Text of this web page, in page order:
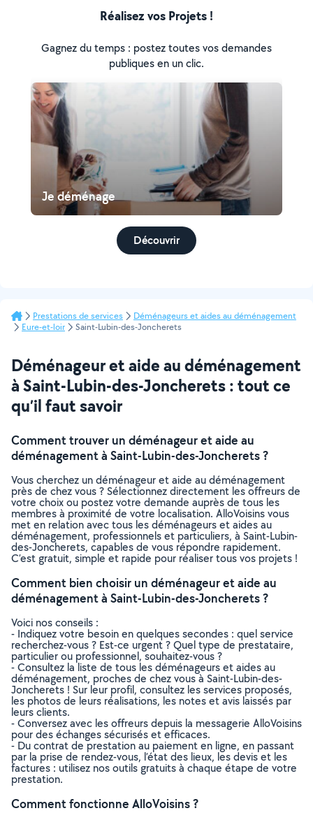
Réalisez vos Projets !
Gagnez du temps : postez toutes vos demandes
publiques en un clic.
Je déménage
Découvrir
Prestations de services
Déménageurs et aides au déménagement
Eure-et-loir
Saint-Lubin-des-Joncherets
Déménageur et aide au déménagement
à Saint-Lubin-des-Joncherets : tout ce
qu’il faut savoir
Comment trouver un déménageur et aide au
déménagement à Saint-Lubin-des-Joncherets ?
Vous cherchez un déménageur et aide au déménagement
près de chez vous ? Sélectionnez directement les offreurs de
votre choix ou postez votre demande auprès de tous les
membres à proximité de votre localisation. AlloVoisins vous
met en relation avec tous les déménageurs et aides au
déménagement, professionnels et particuliers, à Saint-Lubin-
des-Joncherets, capables de vous répondre rapidement.
C’est gratuit, simple et rapide pour réaliser tous vos projets !
Comment bien choisir un déménageur et aide au
déménagement à Saint-Lubin-des-Joncherets ?
Voici nos conseils :
- Indiquez votre besoin en quelques secondes : quel service
recherchez-vous ? Est-ce urgent ? Quel type de prestataire,
particulier ou professionnel, souhaitez-vous ?
- Consultez la liste de tous les déménageurs et aides au
déménagement, proches de chez vous à Saint-Lubin-des-
Joncherets ! Sur leur profil, consultez les services proposés,
les photos de leurs réalisations, les notes et avis laissés par
leurs clients.
- Conversez avec les offreurs depuis la messagerie AlloVoisins
pour des échanges sécurisés et efficaces.
- Du contrat de prestation au paiement en ligne, en passant
par la prise de rendez-vous, l’état des lieux, les devis et les
factures : utilisez nos outils gratuits à chaque étape de votre
prestation.
Comment fonctionne AlloVoisins ?